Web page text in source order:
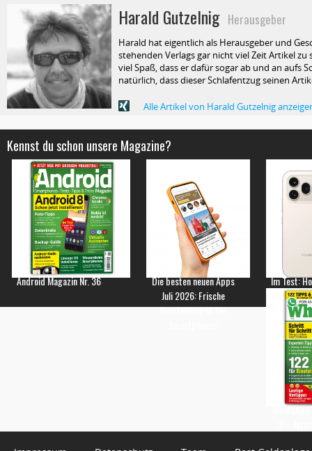
Harald GutzelnigHerausgeber
Harald hat eigentlich als Herausgeber und
stehenden Verlags gar nicht viel Zeit Artikel
viel Spaß, dass er dafür sogar ab und an aufs
natürlich, dass dieser Schlafentzug seinen
Alle Artikel von Harald Gutzelnig
Kennst du schon unsere Magazine?
Android Magazin Nr. 36
Die besten neuen Apps
Juli 2026: Frische
Empfehlungen für
Im Test: